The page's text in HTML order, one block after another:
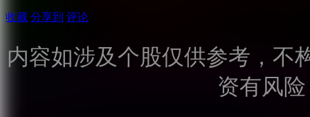
收藏 分享到 评论
内容如涉及个股仅供参考，不
资有风